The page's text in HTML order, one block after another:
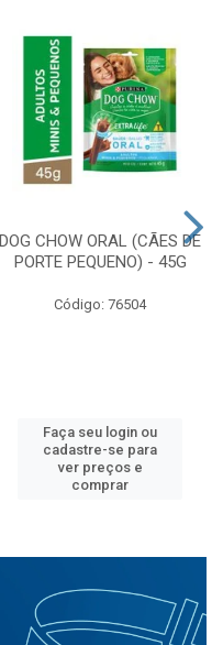
DOG CHOW ORAL (CÃES DE
PORTE PEQUENO) - 45G
Código: 76504
Faça seu login ou
cadastre-se para
ver preços e
comprar